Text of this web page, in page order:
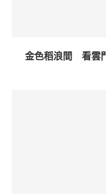
金色稻浪間 看雲